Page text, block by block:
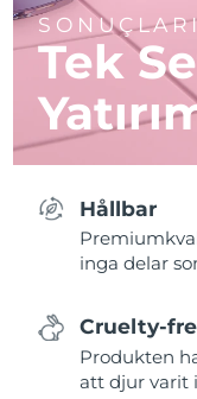
Tek
Hållbar
inga delar
Cruelty-
Produkten
att djur varit